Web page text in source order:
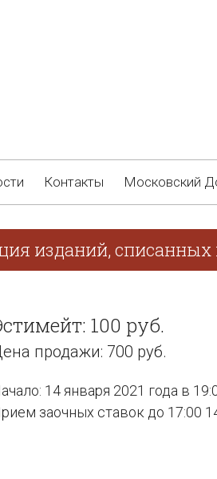
Контакты Московский
изданий, списанных
100 руб.
продажи: 700 руб.
14 января 2021 года в
заочных ставок до 17:00